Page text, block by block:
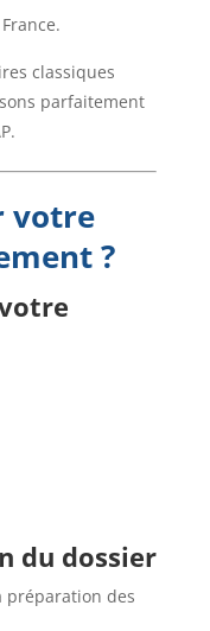
classiques
parfaitement
votre
?
du dossier
préparation des